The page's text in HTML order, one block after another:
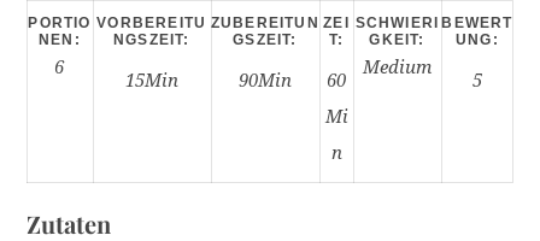
PORTIO
NEN:
6
VORBEREITU
NGSZEIT:
15Min
ZUBEREITUN
GSZEIT:
90Min
ZEI
T:
60
Mi
N
SCHWIERI
GKEIT:
Medium
BEWERT
UNG:
5
Zutaten